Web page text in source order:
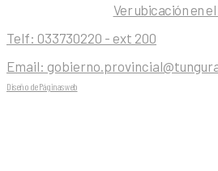
Ver ubicación en
Telf: 033730220 - ext 200
Email:
Diseño de Páginas web